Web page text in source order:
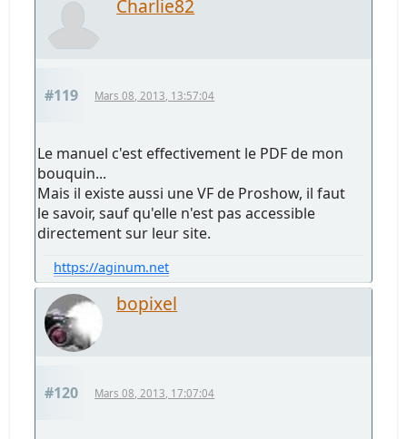
Charlie82
#119 Mars 08, 2013, 13:57:04
Le manuel c'est effectivement le PDF de mon
bouquin...
Mais il existe aussi une VF de Proshow, il faut
le savoir, sauf qu'elle n'est pas accessible
directement sur leur site.
https://aginum.net
bopixel
#120 Mars 08, 2013, 17:07:04